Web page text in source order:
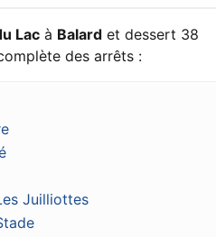
Lac à Balard et dessert 38
des arrêts :
Juilliottes